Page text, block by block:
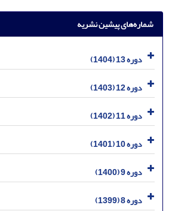
شماره‌های پیشین نشریه
دوره 13 (1404)
دوره 12 (1403)
دوره 11 (1402)
دوره 10 (1401)
دوره 9 (1400)
دوره 8 (1399)